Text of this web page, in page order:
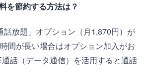
を節約する方法は？
話放題」オプション（月1,870円）が
間が長い場合はオプション加入がお
話（データ通信）を活用すると通話